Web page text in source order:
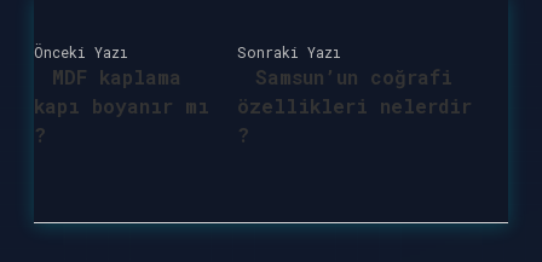
Önceki Yazı
MDF kaplama
kapı boyanır mı
?
Sonraki Yazı
Samsun’un coğrafi
özellikleri nelerdir
?